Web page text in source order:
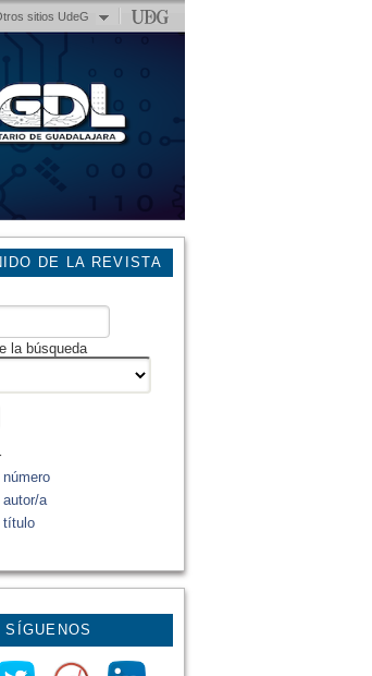
sitios UdeG
DE LA REVISTA
la búsqueda
número
autor/a
título
SÍGUENOS